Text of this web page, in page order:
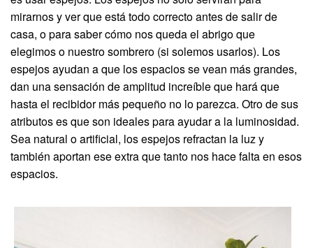
mirarnos y ver que está todo correcto antes de salir de
casa, o para saber cómo nos queda el abrigo que
elegimos o nuestro sombrero (si solemos usarlos). Los
espejos ayudan a que los espacios se vean más grandes,
dan una sensación de amplitud increíble que hará que
hasta el recibidor más pequeño no lo parezca. Otro de sus
atributos es que son ideales para ayudar a la luminosidad.
Sea natural o artificial, los espejos refractan la luz y
también aportan ese extra que tanto nos hace falta en esos
espacios.